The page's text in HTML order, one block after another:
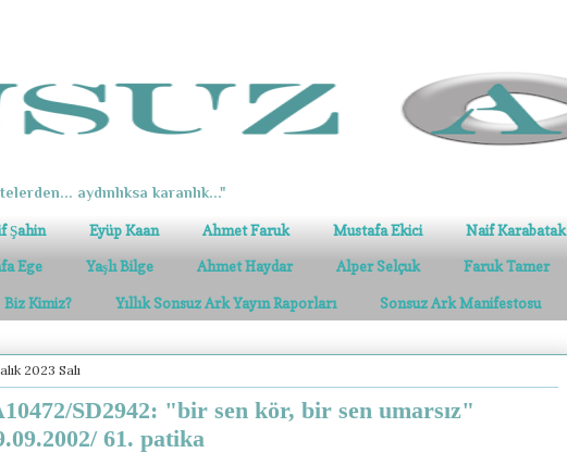
aydınlıksa karanlık..."
Şahin Eyüp Kaan Ahmet Faruk Mustafa Ekici Naif Karabatak
Ege Yaşlı Bilge Ahmet Haydar Alper Selçuk Faruk Tamer
Biz Kimiz? Yıllık Sonsuz Ark Yayın Raporları Sonsuz Ark Manifestosu
2023 Salı
SD2942: "bir sen kör, bir sen umarsız"
61. patika